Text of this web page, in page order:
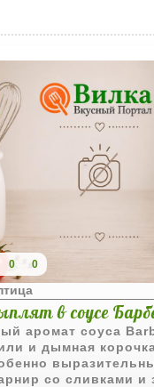
0 0
в соусе
аромат соуса
и дымная
со сливками и